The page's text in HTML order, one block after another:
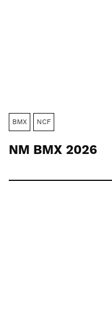
BMX NCF
NM BMX 2026